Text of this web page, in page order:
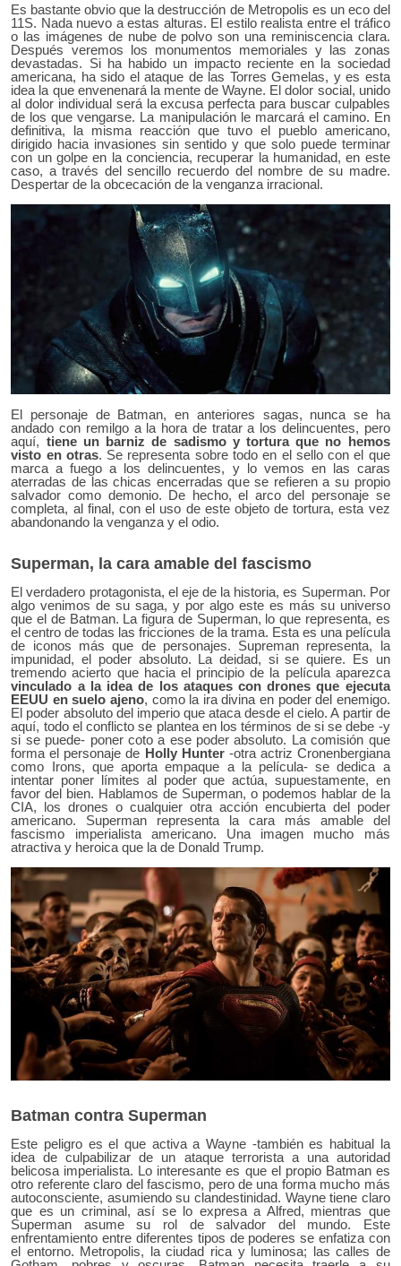
Es bastante obvio que la destrucción de Metropolis es un eco del
11S. Nada nuevo a estas alturas. El estilo realista entre el tráfico
o las imágenes de nube de polvo son una reminiscencia clara.
Después veremos los monumentos memoriales y las zonas
devastadas. Si ha habido un impacto reciente en la sociedad
americana, ha sido el ataque de las Torres Gemelas, y es esta
idea la que envenenará la mente de Wayne. El dolor social, unido
al dolor individual será la excusa perfecta para buscar culpables
de los que vengarse. La manipulación le marcará el camino. En
definitiva, la misma reacción que tuvo el pueblo americano,
dirigido hacia invasiones sin sentido y que solo puede terminar
con un golpe en la conciencia, recuperar la humanidad, en este
caso, a través del sencillo recuerdo del nombre de su madre.
Despertar de la obcecación de la venganza irracional.
El personaje de Batman, en anteriores sagas, nunca se ha
andado con remilgo a la hora de tratar a los delincuentes, pero
aquí, tiene un barniz de sadismo y tortura que no hemos
visto en otras. Se representa sobre todo en el sello con el que
marca a fuego a los delincuentes, y lo vemos en las caras
aterradas de las chicas encerradas que se refieren a su propio
salvador como demonio. De hecho, el arco del personaje se
completa, al final, con el uso de este objeto de tortura, esta vez
abandonando la venganza y el odio.
Superman, la cara amable del fascismo
El verdadero protagonista, el eje de la historia, es Superman. Por
algo venimos de su saga, y por algo este es más su universo
que el de Batman. La figura de Superman, lo que representa, es
el centro de todas las fricciones de la trama. Esta es una película
de iconos más que de personajes. Supreman representa, la
impunidad, el poder absoluto. La deidad, si se quiere. Es un
tremendo acierto que hacia el principio de la película aparezca
vinculado a la idea de los ataques con drones que ejecuta
EEUU en suelo ajeno, como la ira divina en poder del enemigo.
El poder absoluto del imperio que ataca desde el cielo. A partir de
aquí, todo el conflicto se plantea en los términos de si se debe -y
si se puede- poner coto a ese poder absoluto. La comisión que
forma el personaje de Holly Hunter-otra actriz Cronenbergiana
como Irons, que aporta empaque a la película- se dedica a
intentar poner límites al poder que actúa, supuestamente, en
favor del bien. Hablamos de Superman, o podemos hablar de la
CIA, los drones o cualquier otra acción encubierta del poder
americano. Superman representa la cara más amable del
fascismo imperialista americano. Una imagen mucho más
atractiva y heroica que la de Donald Trump.
Batman contra Superman
Este peligro es el que activa a Wayne -también es habitual la
idea de culpabilizar de un ataque terrorista a una autoridad
belicosa imperialista. Lo interesante es que el propio Batman es
otro referente claro del fascismo, pero de una forma mucho más
autoconsciente, asumiendo su clandestinidad. Wayne tiene claro
que es un criminal, así se lo expresa a Alfred, mientras que
Superman asume su rol de salvador del mundo. Este
enfrentamiento entre diferentes tipos de poderes se enfatiza con
el entorno. Metropolis, la ciudad rica y luminosa; las calles de